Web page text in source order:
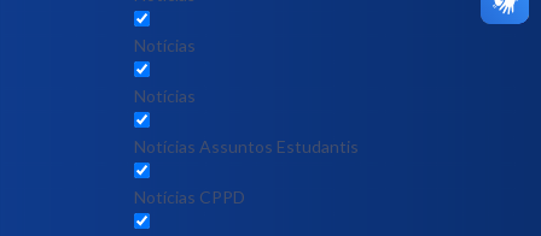
Notícias
Notícias
Notícias Assuntos Estudantis
Notícias CPPD